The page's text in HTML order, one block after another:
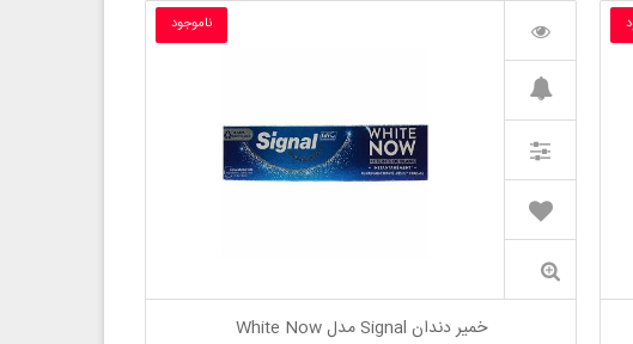
ناموجود
خمیر دندان Signal مدل White Now